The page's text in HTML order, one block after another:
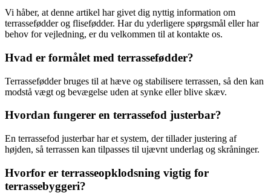
Vi håber, at denne artikel har givet dig nyttig information om
terrassefødder og flisefødder. Har du yderligere spørgsmål eller har
behov for vejledning, er du velkommen til at kontakte os.
Hvad er formålet med terrassefødder?
Terrassefødder bruges til at hæve og stabilisere terrassen, så den kan
modstå vægt og bevægelse uden at synke eller blive skæv.
Hvordan fungerer en terrassefod justerbar?
En terrassefod justerbar har et system, der tillader justering af
højden, så terrassen kan tilpasses til ujævnt underlag og skråninger.
Hvorfor er terrasseopklodsning vigtig for
terrassebyggeri?